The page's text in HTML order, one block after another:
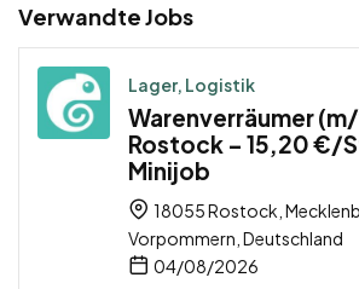
Verwandte Jobs
Lager, Logistik
Warenverräumer
Rostock – 15,20 €/
Minijob
18055 Rostock,
Vorpommern, Deutschland
04/08/2026